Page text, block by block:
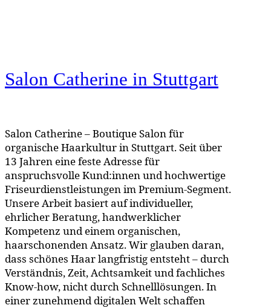
Salon Catherine in Stuttgart
Salon Catherine – Boutique Salon für
organische Haarkultur in Stuttgart. Seit über
13 Jahren eine feste Adresse für
anspruchsvolle Kund:innen und hochwertige
Friseurdienstleistungen im Premium-Segment.
Unsere Arbeit basiert auf individueller,
ehrlicher Beratung, handwerklicher
Kompetenz und einem organischen,
haarschonenden Ansatz. Wir glauben daran,
dass schönes Haar langfristig entsteht – durch
Verständnis, Zeit, Achtsamkeit und fachliches
Know-how, nicht durch Schnelllösungen. In
einer zunehmend digitalen Welt schaffen